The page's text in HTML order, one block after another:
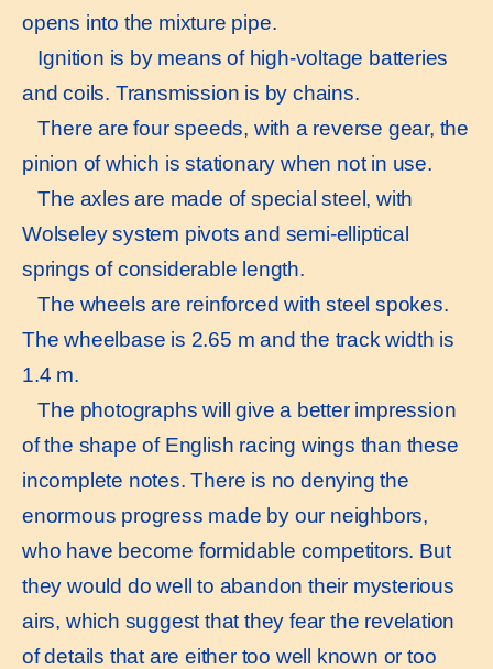
opens into the mixture pipe.
Ignition is by means of high-voltage batteries
and coils. Transmission is by chains.
There are four speeds, with a reverse gear, the
pinion of which is stationary when not in use.
The axles are made of special steel, with
Wolseley system pivots and semi-elliptical
springs of considerable length.
The wheels are reinforced with steel spokes.
The wheelbase is 2.65 m and the track width is
1.4 m.
The photographs will give a better impression
of the shape of English racing wings than these
incomplete notes. There is no denying the
enormous progress made by our neighbors,
who have become formidable competitors. But
they would do well to abandon their mysterious
airs, which suggest that they fear the revelation
of details that are either too well known or too